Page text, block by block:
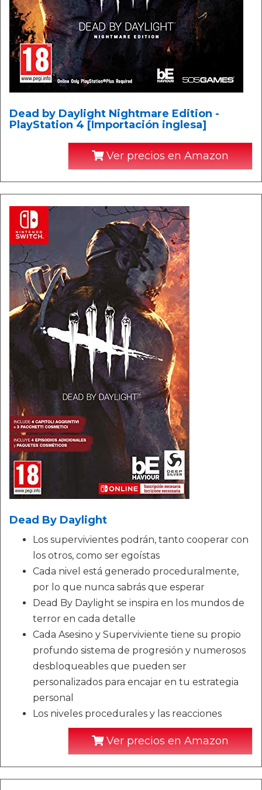
Dead by Daylight Nightmare Edition -
PlayStation 4 [Importación inglesa]
Ver precios en Amazon
Dead By Daylight
Los supervivientes podrán, tanto cooperar con
los otros, como ser egoístas
Cada nivel está generado proceduralmente,
por lo que nunca sabrás que esperar
Dead By Daylight se inspira en los mundos de
terror en cada detalle
Cada Asesino y Superviviente tiene su propio
profundo sistema de progresión y numerosos
desbloqueables que pueden ser
personalizados para encajar en tu estrategia
personal
Los niveles procedurales y las reacciones
Ver precios en Amazon